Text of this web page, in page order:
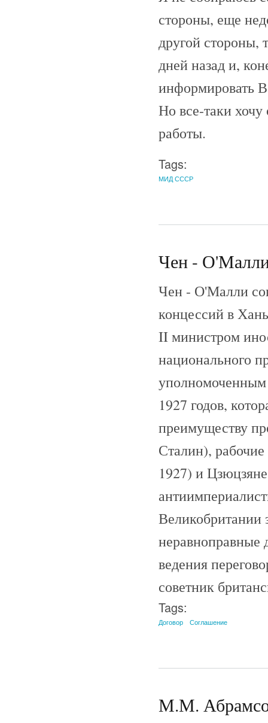
стороны, еще
другой стороны,
дней назад и,
информировать
Но все-таки
работы.
Tags:
МИД СССР
Чен - О'Малли
Чен - О'Малли
концессий в
II министром
национального
1927 годов,
преимуществу
Сталин),
1927) и
Великобритании
неравноправные
ведения
советник
Tags:
Договор Соглашение
М.М.